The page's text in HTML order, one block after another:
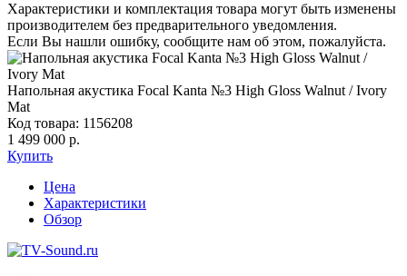
Характеристики и комплектация товара могут быть изменены
производителем без предварительного уведомления.
Если Вы нашли ошибку, сообщите нам об этом, пожалуйста.
Напольная акустика Focal Kanta №3 High Gloss Walnut / Ivory
Mat
Код товара: 1156208
1 499 000 р.
Купить
Цена
Характеристики
Обзор